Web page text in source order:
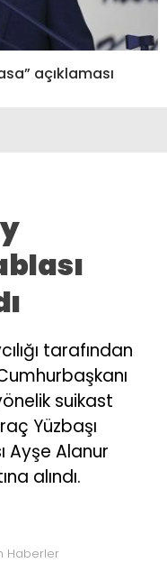
açıklaması
tarafından
suikast
Yüzbaşı
Ayşe Alanur
alındı.
Haberler